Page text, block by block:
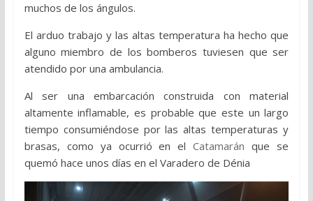
muchos de los ángulos.
El arduo trabajo y las altas temperatura ha hecho que
alguno miembro de los bomberos tuviesen que ser
atendido por una ambulancia.
Al ser una embarcación construida con material
altamente inflamable, es probable que este un largo
tiempo consumiéndose por las altas temperaturas y
brasas, como ya ocurrió en elCatamarán que se
quemó hace unos días en el Varadero de Dénia